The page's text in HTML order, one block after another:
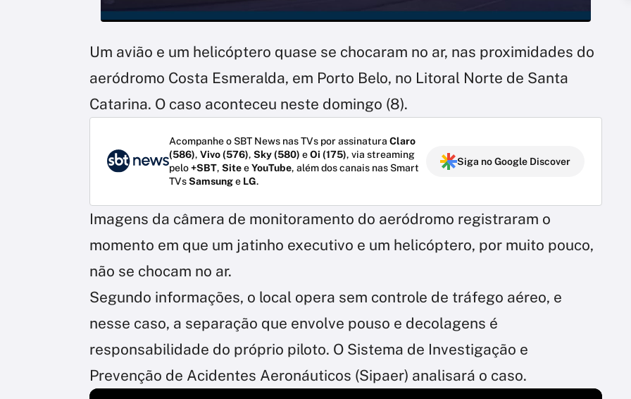
Um avião e um helicóptero quase se chocaram no ar, nas proximidades do
aeródromo Costa Esmeralda, em Porto Belo, no Litoral Norte de Santa
Catarina. O caso aconteceu neste domingo (8).
Acompanhe o SBT News nas TVs por assinatura Claro
(586), Vivo (576), Sky (580) eOi (175), via streaming
pelo+SBT, SiteeYouTube, além dos canais nas Smart
TVsSamsunge LG.
Siga no Google Discover
Imagens da câmera de monitoramento do aeródromo registraram o
momento em que um jatinho executivo e um helicóptero, por muito pouco,
não se chocam no ar.
Segundo informações, o local opera sem controle de tráfego aéreo, e
nesse caso, a separação que envolve pouso e decolagens é
responsabilidade do próprio piloto. O Sistema de Investigação e
Prevenção de Acidentes Aeronáuticos (Sipaer) analisará o caso.